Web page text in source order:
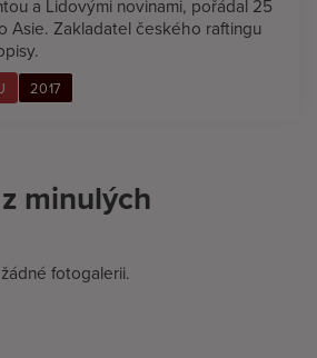
a Lidovými novinami, pořádal 25
Asie. Zakladatel českého raftingu
2017
minulých
fotogalerii.